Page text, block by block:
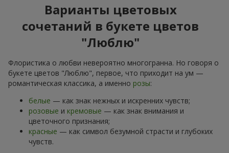
Варианты цветовых
сочетаний в букете цветов
"Люблю"
Флористика о любви невероятно многогранна. Но говоря о
букете цветов "Люблю", первое, что приходит на ум —
романтическая классика, а именно розы:
белые — как знак нежных и искренних чувств;
розовые и кремовые — как знак внимания и
цветочного признания;
красные — как символ безумной страсти и глубоких
чувств.